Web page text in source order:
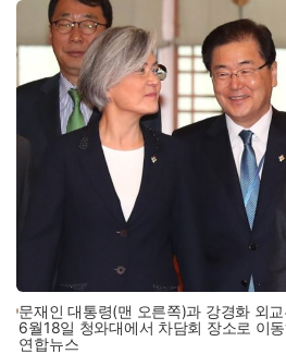
문재인 대통령(맨 오른쪽)과 강경화 외
6월18일 청와대에서 차담회 장소로 이
연합뉴스